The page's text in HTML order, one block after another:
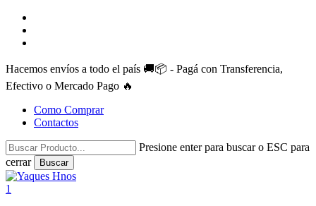
Skip
main
Hacemos envíos a todo el país 🚚📦 - Pagá con Transferencia,
Efectivo o Mercado Pago 🔥
Como Comprar
Contactos
Presione enter para buscar o ESC para
cerrar
Buscar
Close
Search
search
account
1